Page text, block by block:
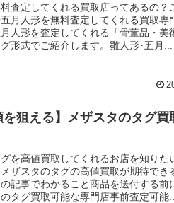
査定してくれる買取店ってあるの？
月人形を無料査定してくれる買取専
人形を査定してくれる「骨董品・美
形式でご紹介します。雛人形･五月...
を狙える】メザスタのタグ買
を高値買取してくれるお店を知りた
ザスタのタグの高値買取が期待でき
記事でわかること商品を送付する前
タグ買取可能な専門店事前査定可能...